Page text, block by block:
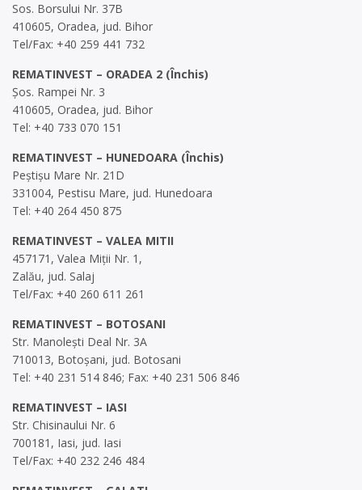
Sos. Borsului Nr. 37B
410605, Oradea, jud. Bihor
Tel/Fax: +40 259 441 732
REMATINVEST – ORADEA 2 (Închis)
Șos. Rampei Nr. 3
410605, Oradea, jud. Bihor
Tel: +40 733 070 151
REMATINVEST – HUNEDOARA (Închis)
Peștișu Mare Nr. 21D
331004, Pestisu Mare, jud. Hunedoara
Tel: +40 264 450 875
REMATINVEST – VALEA MITII
457171, Valea Miții Nr. 1,
Zalău, jud. Salaj
Tel/Fax: +40 260 611 261
REMATINVEST – BOTOSANI
Str. Manolești Deal Nr. 3A
710013, Botoșani, jud. Botosani
Tel: +40 231 514 846; Fax: +40 231 506 846
REMATINVEST – IASI
Str. Chisinaului Nr. 6
700181, Iasi, jud. Iasi
Tel/Fax: +40 232 246 484